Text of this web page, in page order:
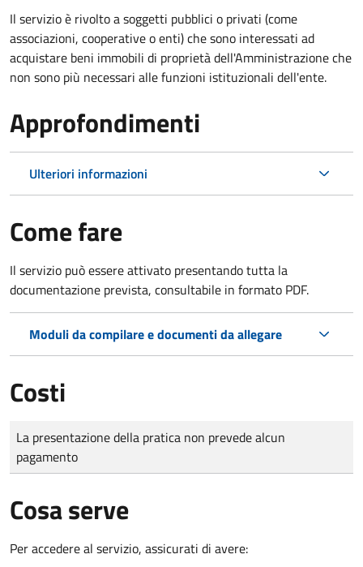
Il servizio è rivolto a soggetti pubblici o privati (come
associazioni, cooperative o enti) che sono interessati ad
acquistare beni immobili di proprietà dell'Amministrazione che
non sono più necessari alle funzioni istituzionali dell'ente.
Approfondimenti
Ulteriori informazioni
Come fare
Il servizio può essere attivato presentando tutta la
documentazione prevista, consultabile in formato PDF.
Moduli da compilare e documenti da allegare
Costi
Tipo di pagamento
Importo
La presentazione della pratica non prevede alcun
pagamento
Cosa serve
Per accedere al servizio, assicurati di avere: